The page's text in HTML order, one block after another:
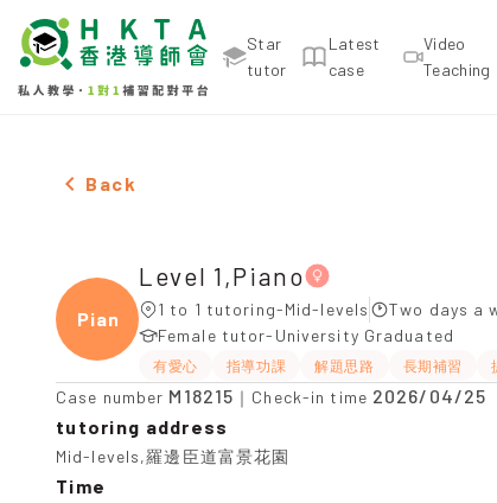
Star
tutor
Latest
case
Video
Teaching
Two Females Level 1,Piano，Mid-levels Tuition
Back
Piano
Level 1,Piano
1 to 1 tutoring-Mid-levels
Two days a
Female tutor-University Graduated
有愛心 指導功課 解題思路 長期補習
Case number M18215 ｜Check-in time 2026/04/25
tutoring address
Mid-levels,羅邊臣道富景花園
Time